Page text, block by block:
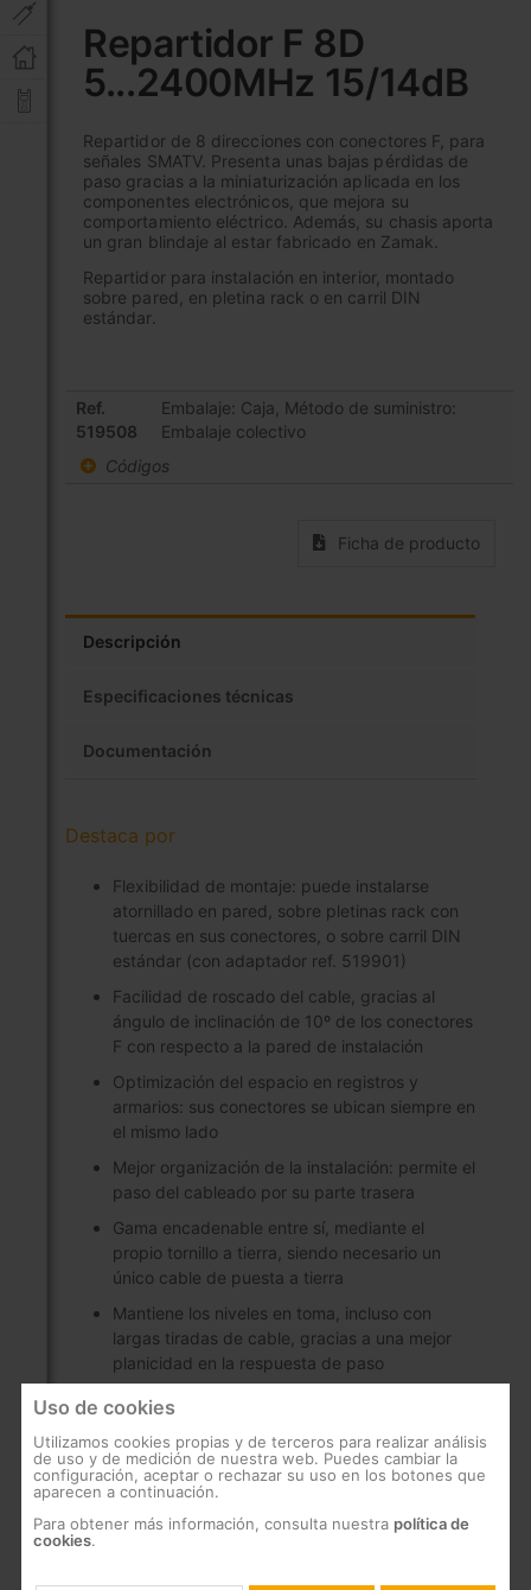
Repartidor F 8D
5...2400MHz 15/14dB
Repartidor de 8 direcciones con conectores F, para
señales SMATV. Presenta unas bajas pérdidas de
paso gracias a la miniaturización aplicada en los
componentes electrónicos, que mejora su
comportamiento eléctrico. Además, su chasis aporta
un gran blindaje al estar fabricado en Zamak.
Repartidor para instalación en interior, montado
sobre pared, en pletina rack o en carril DIN
estándar.
Elementos
de
agrupados
Ref.
519508
Embalaje: Caja, Método de suministro:
Embalaje colectivo
Códigos
Ficha de producto
comienzo
de
la
de
imágenes
Descripción
Especificaciones técnicas
Documentación
Destaca por
Flexibilidad de montaje: puede instalarse
atornillado en pared, sobre pletinas rack con
tuercas en sus conectores, o sobre carril DIN
estándar (con adaptador ref. 519901)
Facilidad de roscado del cable, gracias al
ángulo de inclinación de 10º de los conectores
F con respecto a la pared de instalación
Optimización del espacio en registros y
armarios: sus conectores se ubican siempre en
el mismo lado
Mejor organización de la instalación: permite el
paso del cableado por su parte trasera
Gama encadenable entre sí, mediante el
propio tornillo a tierra, siendo necesario un
único cable de puesta a tierra
Mantiene los niveles en toma, incluso con
largas tiradas de cable, gracias a una mejor
planicidad en la respuesta de paso
Gran fiabilidad: fabricación en línea robotizada
Bajas pérdidas de paso
Gran blindaje (clase A), fabricado en Zamak
Conectores F con mayor tramo de roscado,
Uso de cookies
Utilizamos cookies propias y de terceros para realizar análisis
de uso y de medición de nuestra web. Puedes cambiar la
configuración, aceptar o rechazar su uso en los botones que
aparecen a continuación.
Para obtener más información, consulta nuestra política de
cookies.